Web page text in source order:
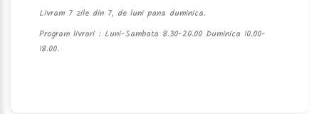
Livram 7 zile din 7, de luni pana duminica.
Program livrari : Luni-Sambata 8.30-20.00 Duminica 10.00-
18.00.